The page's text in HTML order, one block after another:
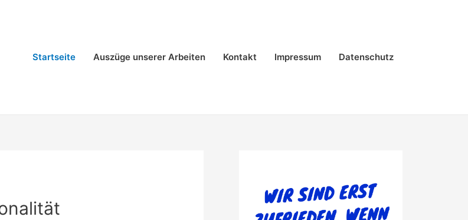
Startseite Auszüge unserer Arbeiten Kontakt Impressum Datenschutz